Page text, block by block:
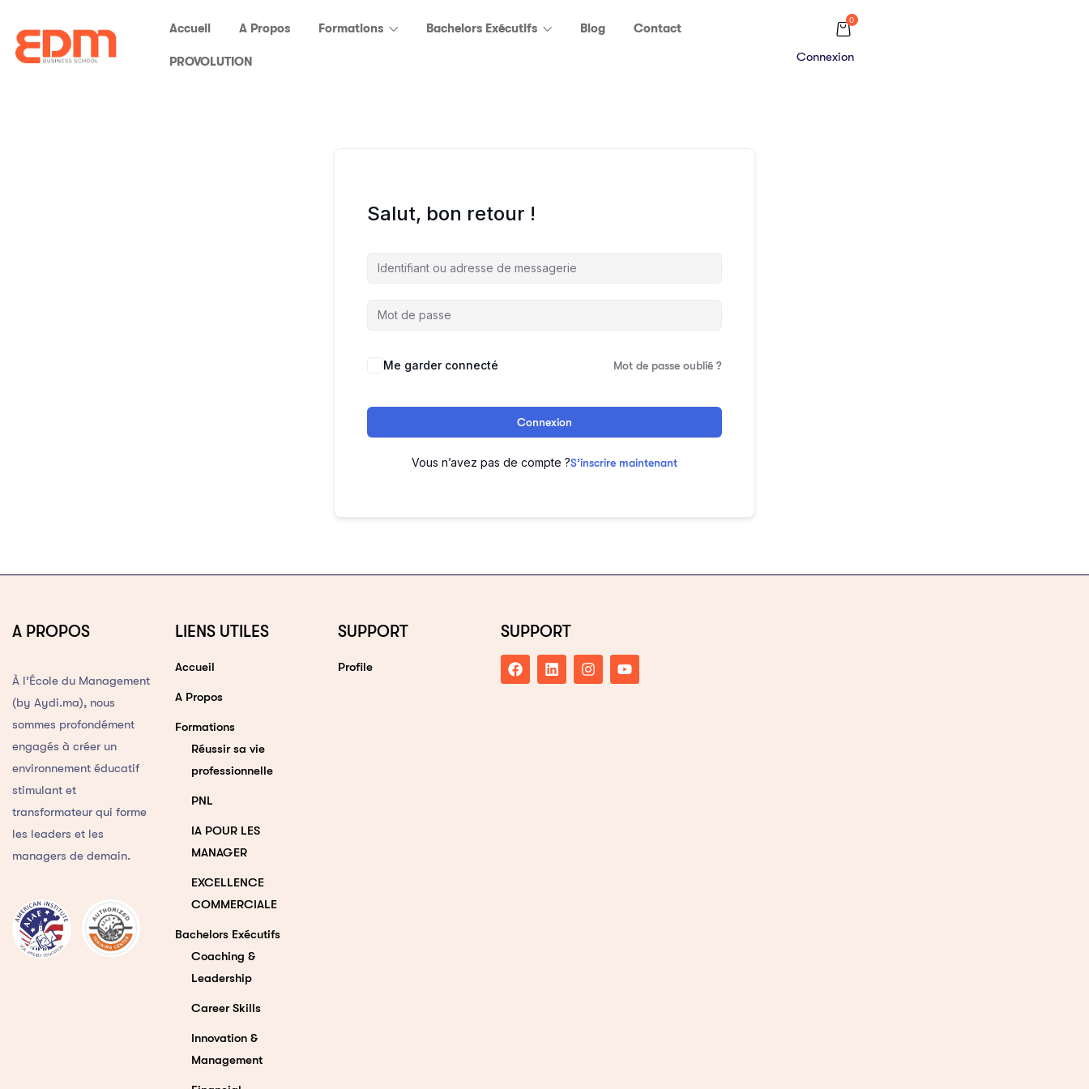
Accueil A Propos Formations Bachelors Exécutifs Blog Contact
PROVOLUTION
0
Connexion
Salut, bon retour !
Me garder connecté Mot de passe oublié ?
Connexion
Vous n’avez pas de compte ?S’inscrire maintenant
A PROPOS
À l’École du Management
(by Aydi.ma), nous
sommes profondément
engagés à créer un
environnement éducatif
stimulant et
transformateur qui forme
les leaders et les
managers de demain.
LIENS UTILES
Accueil
A Propos
Formations
Réussir sa vie
professionnelle
PNL
IA POUR LES
MANAGER
EXCELLENCE
COMMERCIALE
Bachelors Exécutifs
Coaching &
Leadership
Career Skills
Innovation &
Management
SUPPORT
Profile
SUPPORT